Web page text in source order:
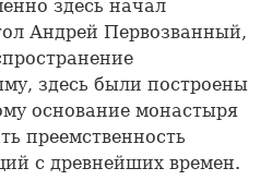
здесь начал
Андрей Первозванный,
здесь были построены
основание монастыря
преемственность
с древнейших времен.